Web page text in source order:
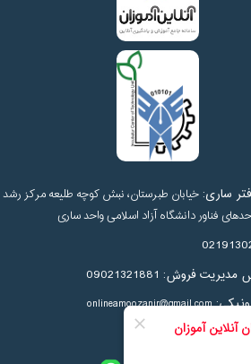
ساری: خیابان طبرستان، نبش کوچه طلیعه مرکز رشد
فناور دانشگاه آزاد اسلامی واحد ساری
مدیریت فروش: 09021321881
onlineamoozanir@gmail.com